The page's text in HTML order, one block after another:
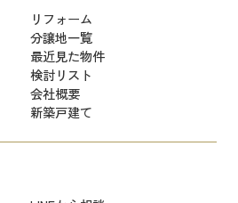
リフォーム
分譲地一覧
最近見た物件
検討リスト
会社概要
新築戸建て